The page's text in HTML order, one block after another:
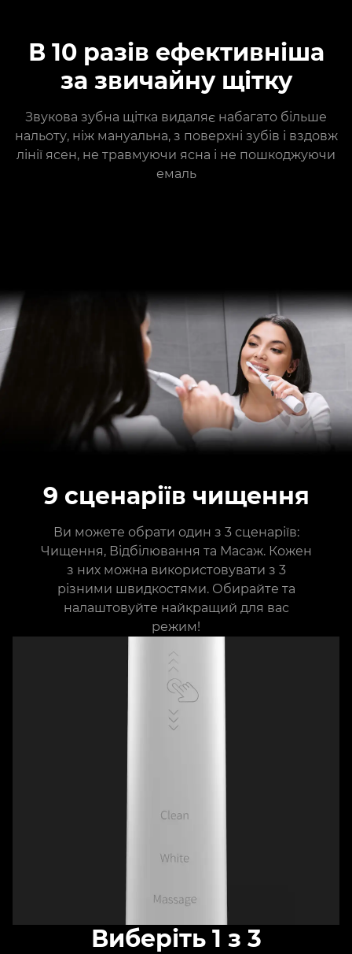
В 10 разів ефективніша
за звичайну щітку
Звукова зубна щітка видаляє набагато більше
нальоту, ніж мануальна, з поверхні зубів і вздовж
лінії ясен, не травмуючи ясна і не пошкоджуючи
емаль
9 сценаріїв чищення
Ви можете обрати один з 3 сценаріїв:
Чищення, Відбілювання та Масаж. Кожен
з них можна використовувати з 3
різними швидкостями. Обирайте та
налаштовуйте найкращий для вас
режим!
Виберіть 1 з 3